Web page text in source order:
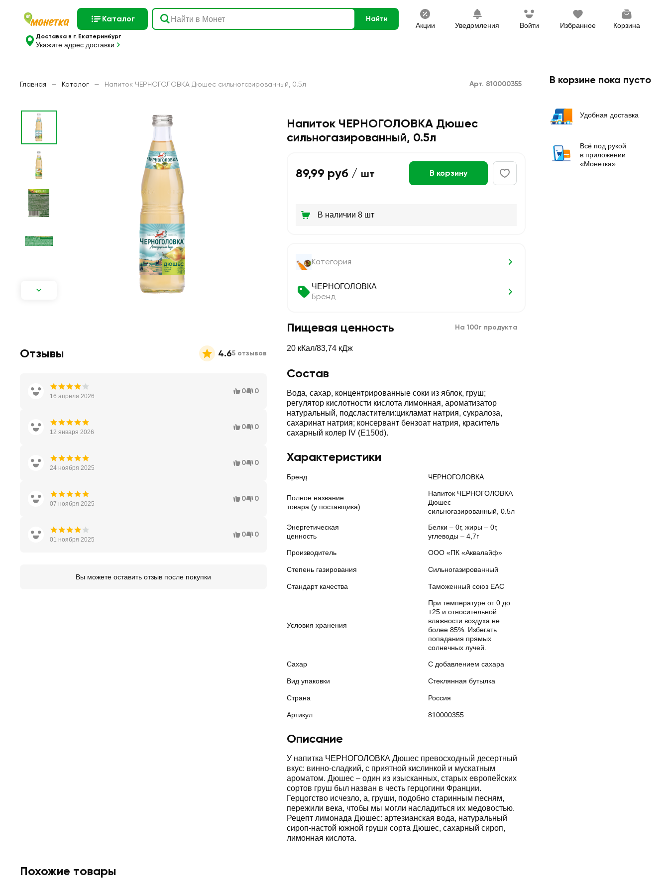
Каталог Найти
Акции Уведомления Войти Избранное Корзина
Доставка в г. Екатеринбург
Укажите адрес доставки
Главная — Каталог — Напиток ЧЕРНОГОЛОВКА Дюшес сильногазированный, 0.5л Арт. 810000355
Напиток ЧЕРНОГОЛОВКА Дюшес
сильногазированный, 0.5л
89,99 руб / шт В корзину
В наличии 8 шт
Категория
ЧЕРНОГОЛОВКА
Бренд
Пищевая ценность На 100г продукта
20 кКал/83,74 кДж
Состав
Вода, сахар, концентрированные соки из яблок, груш;
регулятор кислотности кислота лимонная, ароматизатор
натуральный, подсластители:цикламат натрия, сукралоза,
сахаринат натрия; консервант бензоат натрия, краситель
сахарный колер IV (Е150d).
Характеристики
Бренд ЧЕРНОГОЛОВКА
Полное название
товара (у поставщика)
Напиток ЧЕРНОГОЛОВКА
Дюшес
сильногазированный, 0.5л
Энергетическая
ценность
Белки – 0г, жиры – 0г,
углеводы – 4,7г
Производитель ООО «ПК «Аквалайф»
Степень газирования Сильногазированный
Стандарт качества Таможенный союз EAC
Условия хранения
При температуре от 0 до
+25 и относительной
влажности воздуха не
более 85%. Избегать
попадания прямых
солнечных лучей.
Сахар С добавлением сахара
Вид упаковки Стеклянная бутылка
Страна Россия
Артикул 810000355
Описание
У напитка ЧЕРНОГОЛОВКА Дюшес превосходный десертный
вкус: винно-сладкий, с приятной кислинкой и мускатным
ароматом. Дюшес ‒ один из изысканных, старых европейских
сортов груш был назван в честь герцогини Франции.
Герцогство исчезло, а, груши, подобно старинным песням,
пережили века, чтобы мы могли насладиться их медовостью.
Рецепт лимонада Дюшес: артезианская вода, натуральный
сироп-настой южной груши сорта Дюшес, сахарный сироп,
лимонная кислота.
Отзывы 4.65 отзывов
16 апреля 2026
0 0
12 января 2026
0 0
24 ноября 2025
0 0
07 ноября 2025
0 0
01 ноября 2025
0 0
Вы можете оставить отзыв после покупки
Похожие товары
В корзине пока пусто
Удобная доставка
Всё под рукой
в приложении
«Монетка»